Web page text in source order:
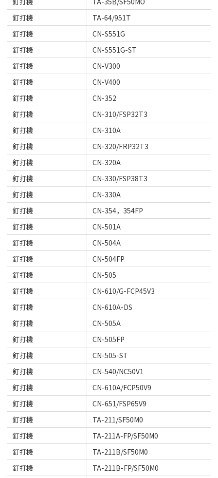
釘打機
TA-64/951T
釘打機
CN-S551G
釘打機
CN-S551G-ST
釘打機
CN-V300
釘打機
CN-V400
釘打機
CN-352
釘打機
CN-310/FSP32T3
釘打機
CN-310A
釘打機
CN-320/FRP32T3
釘打機
CN-320A
釘打機
CN-330/FSP38T3
釘打機
CN-330A
釘打機
CN-354，354FP
釘打機
CN-501A
釘打機
CN-504A
釘打機
CN-504FP
釘打機
CN-505
釘打機
CN-610/G-FCP45V3
釘打機
CN-610A-DS
釘打機
CN-505A
釘打機
CN-505FP
釘打機
CN-505-ST
釘打機
CN-540/NC50V1
釘打機
CN-610A/FCP50V9
釘打機
CN-651/FSP65V9
釘打機
TA-211/SF50M0
釘打機
TA-211A-FP/SF50M0
釘打機
TA-211B/SF50M0
釘打機
TA-211B-FP/SF50M0